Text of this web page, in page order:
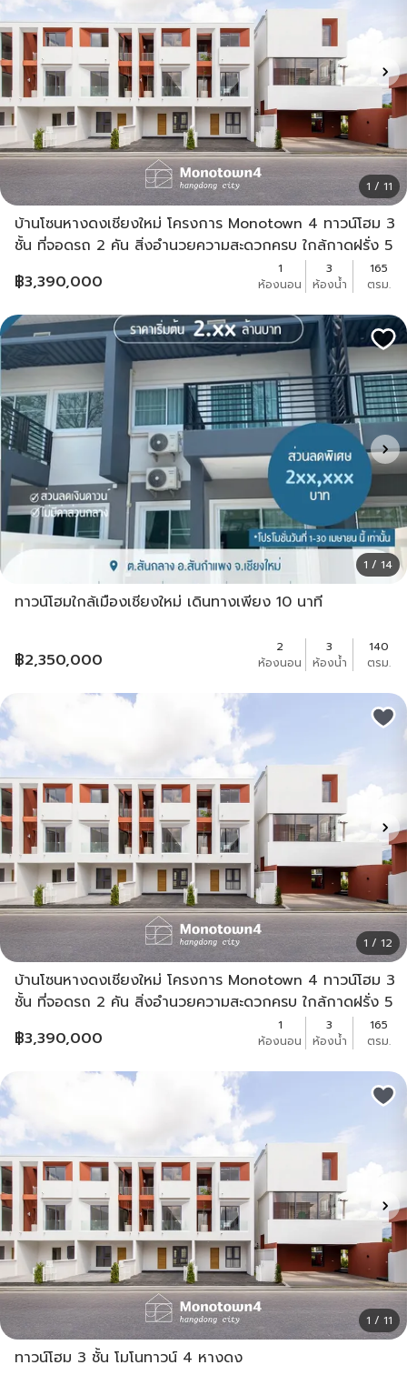
1 / 11
บ้านโซนหางดงเชียงใหม่ โครงการ Monotown 4 ทาวน์โฮม 3
ชั้น ที่จอดรถ 2 คัน สิ่งอำนวยความสะดวกครบ ใกล้กาดฝรั่ง 5
฿3,390,000
1
ห้องนอน
3
ห้องน้ำ
165
ตรม.
1 / 14
ทาวน์โฮมใกล้เมืองเชียงใหม่ เดินทางเพียง 10 นาที
฿2,350,000
2
ห้องนอน
3
ห้องน้ำ
140
ตรม.
1 / 12
บ้านโซนหางดงเชียงใหม่ โครงการ Monotown 4 ทาวน์โฮม 3
ชั้น ที่จอดรถ 2 คัน สิ่งอำนวยความสะดวกครบ ใกล้กาดฝรั่ง 5
฿3,390,000
1
ห้องนอน
3
ห้องน้ำ
165
ตรม.
1 / 11
ทาวน์โฮม 3 ชั้น โมโนทาวน์ 4 หางดง